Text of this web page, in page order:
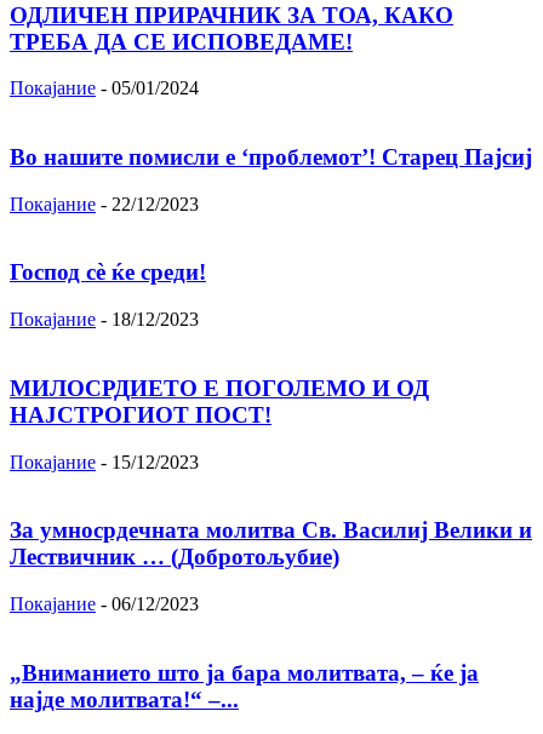
ОДЛИЧЕН ПРИРАЧНИК ЗА ТОА, КАКО
ТРЕБА ДА СЕ ИСПОВЕДАМЕ!
Покајание - 05/01/2024
Во нашите помисли е ‘проблемот’! Старец Пајсиј
Покајание - 22/12/2023
Господ сѐ ќе среди!
Покајание - 18/12/2023
МИЛОСРДИЕТО Е ПОГОЛЕМО И ОД
НАЈСТРОГИОТ ПОСТ!
Покајание - 15/12/2023
За умносрдечната молитва Св. Василиј Велики и
Лествичник … (Добротољубие)
Покајание - 06/12/2023
„Вниманието што jа бара молитвата, – ќе jа
најде молитвата!“ –...